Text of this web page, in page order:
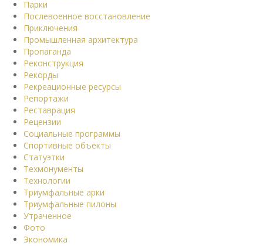
Парки
Послевоенное восстановление
Приключения
Промышленная архитектура
Пропаганда
Реконструкция
Рекорды
Рекреационные ресурсы
Репортажи
Реставрация
Рецензии
Социальные программы
Спортивные объекты
Статуэтки
Техмонументы
Технологии
Триумфальные арки
Триумфальные пилоны
Утраченное
Фото
Экономика